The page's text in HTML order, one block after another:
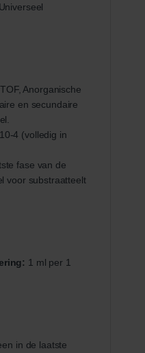
Universeel
Anorganische
en secundaire
4 (volledig in
fase van de
voor substraatteelt
1 ml per 1
in de laatste